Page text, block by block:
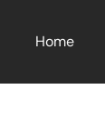
Home